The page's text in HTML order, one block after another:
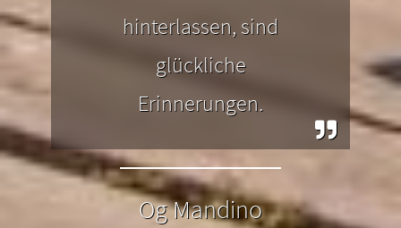
hinterlassen, sind
glückliche
Erinnerungen.
Og Mandino